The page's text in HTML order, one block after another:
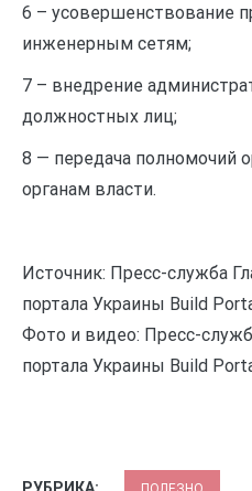
6 – усовершенствование
инженерным сетям;
7 – внедрение
должностных лиц;
8 — передача полномочий
органам власти.
Источник: Пресс-служба
портала Украины Build
Фото и видео: Пресс-
портала Украины Build